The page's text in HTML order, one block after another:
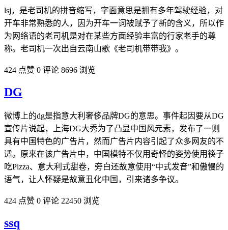
lsj，是老司机的拼音缩写，字面意思是拥有多年驾驶经验，对
开车非常熟悉的人，因为开车一词被赋予了新的含义，所以作
为网络语的老司机是对在某些方面经验丰富的行家老手的尊
称。老司机一次出自云南山歌《老司机带带我》。
424 点赞 0 评论 8696 浏览
DG
微博上的dg是指意大利奢侈品牌DG的意思。事件起因要从DG
宣传片说起，上海DG大秀为了凸显中国风元素，发布了一则
具有中国特色的广告片，然而广告片内容引起了众多网友的不
适。原来在该广告片中，中国模特不仅用奇怪的姿势使用筷子
吃Pizza、意大利式甜卷，旁白还故意使用“中式发音”和傲慢的
语气，让人怀疑是故意丑化中国，引来诸多争议。
424 点赞 0 评论 22450 浏览
ssq